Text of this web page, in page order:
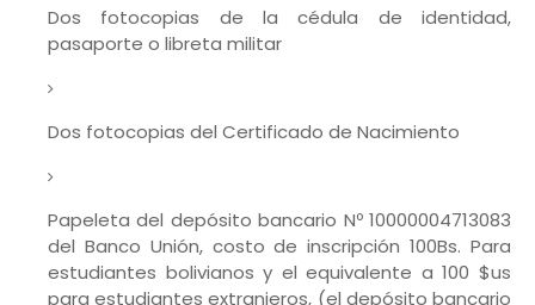
Dos fotocopias de la cédula de identidad,
pasaporte o libreta militar
Dos fotocopias del Certificado de Nacimiento
Papeleta del depósito bancario Nº 10000004713083
del Banco Unión, costo de inscripción 100Bs. Para
estudiantes bolivianos y el equivalente a 100 $us
para estudiantes extranjeros, (el depósito bancario